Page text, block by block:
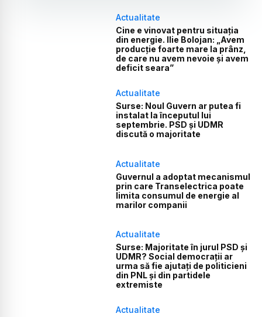
Actualitate
Cine e vinovat pentru situația
din energie. Ilie Bolojan: „Avem
producție foarte mare la prânz,
de care nu avem nevoie și avem
deficit seara”
Actualitate
Surse: Noul Guvern ar putea fi
instalat la începutul lui
septembrie. PSD și UDMR
discută o majoritate
Actualitate
Guvernul a adoptat mecanismul
prin care Transelectrica poate
limita consumul de energie al
marilor companii
Actualitate
Surse: Majoritate în jurul PSD și
UDMR? Social democrații ar
urma să fie ajutați de politicieni
din PNL și din partidele
extremiste
Actualitate